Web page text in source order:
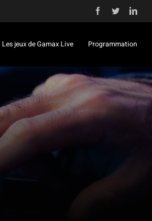
Facebook
Twitter
Les jeux de Gamax Live Programmation